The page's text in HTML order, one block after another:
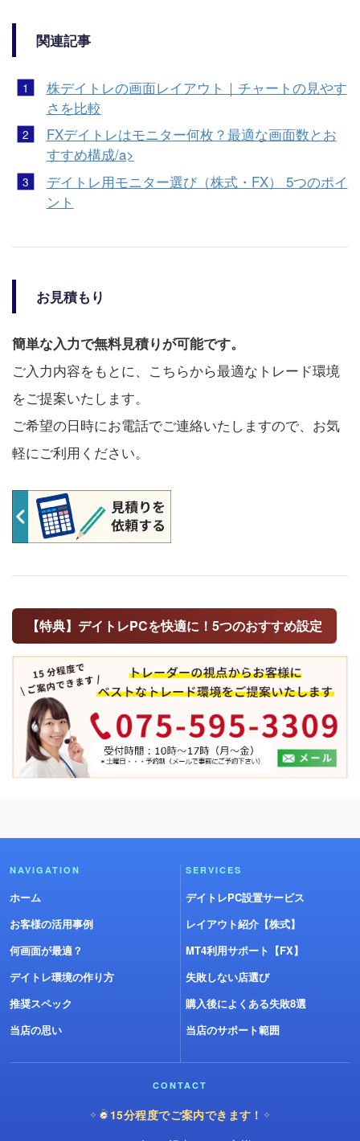
関連記事
株デイトレの画面レイアウト｜チャートの見やす
さを比較
FXデイトレはモニター何枚？最適な画面数とお
すすめ構成/a>
デイトレ用モニター選び（株式・FX） 5つのポイ
ント
お見積もり
簡単な入力で無料見積りが可能です。
ご入力内容をもとに、こちらから最適なトレード環境
をご提案いたします。
ご希望の日時にお電話でご連絡いたしますので、お気
軽にご利用ください。
【特典】デイトレPCを快適に！5つのおすすめ設定
NAVIGATION
ホーム
お客様の活用事例
何画面が最適？
デイトレ環境の作り方
推奨スペック
当店の思い
SERVICES
デイトレPC設置サービス
レイアウト紹介【株式】
MT4利用サポート【FX】
失敗しない店選び
購入後によくある失敗8選
当店のサポート範囲
CONTACT
✧ 15分程度でご案内できます！ ✧